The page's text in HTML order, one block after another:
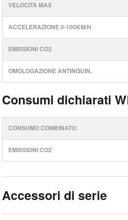
VELOCITÀ MAX
ACCELERAZIONE 0-100KM/H
EMISSIONI CO2
OMOLOGAZIONE ANTINQUIN.
Consumi dichiarati
CONSUMO COMBINATO
EMISSIONI CO2
Accessori di serie